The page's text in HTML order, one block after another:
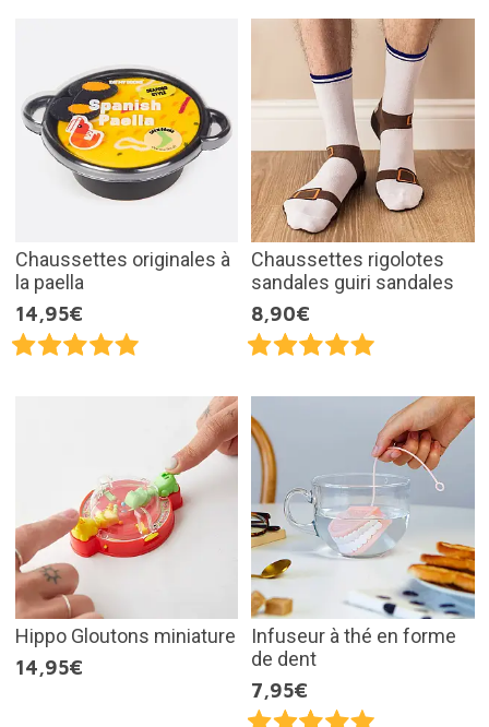
Chaussettes originales à
la paella
14,95€
Chaussettes rigolotes
sandales guiri sandales
8,90€
Hippo Gloutons miniature
14,95€
Infuseur à thé en forme
de dent
7,95€